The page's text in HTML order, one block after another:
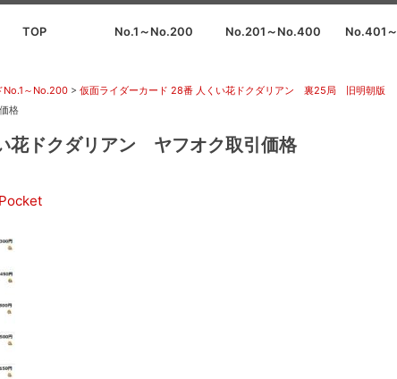
TOP No.1～No.200 No.201～No.400 No.401
No.1～No.200 > 仮面ライダーカード 28番 人くい花ドクダリアン 裏25局 旧明朝版
格
花ドクダリアン ヤフオク取引価格
Pocket